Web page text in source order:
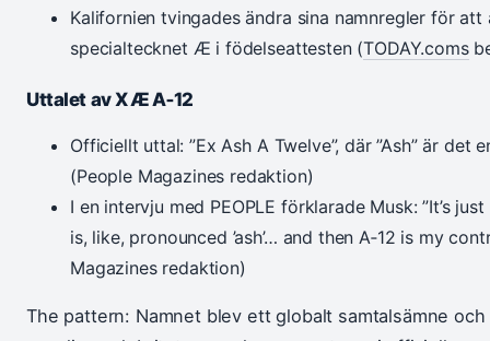
Kalifornien tvingades ändra sina namnregler för att
specialtecknet Æ i födelseattesten (TODAY.coms
Uttalet av X Æ A‑12
Officiellt uttal: ”Ex Ash A Twelve”, där ”Ash” är
(People Magazines redaktion)
I en intervju med PEOPLE förklarade Musk: ”It’s
is, like, pronounced ’ash’… and then A‑12 is my
Magazines redaktion)
The pattern: Namnet blev ett globalt samtalsämne